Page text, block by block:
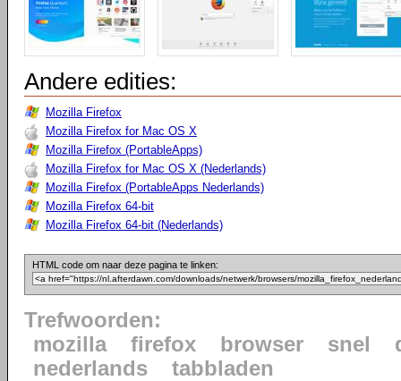
Andere edities:
Mozilla Firefox
Mozilla Firefox for Mac OS X
Mozilla Firefox (PortableApps)
Mozilla Firefox for Mac OS X (Nederlands)
Mozilla Firefox (PortableApps Nederlands)
Mozilla Firefox 64-bit
Mozilla Firefox 64-bit (Nederlands)
HTML code om naar deze pagina te linken:
Trefwoorden:
mozilla
firefox browser snel
nederlands
tabbladen